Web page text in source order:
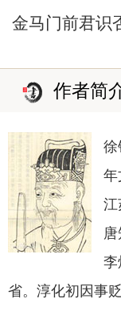
金马门前君识
作者简
徐
年
江
李
省。淳化初因事